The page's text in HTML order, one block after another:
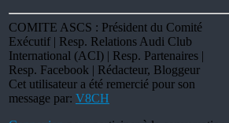
COMITE ASCS : Président du Comité
Exécutif | Resp. Relations Audi Club
International (ACI) | Resp. Partenaires |
Resp. Facebook | Rédacteur, Bloggeur
Cet utilisateur a été remercié pour son
message par: V8CH